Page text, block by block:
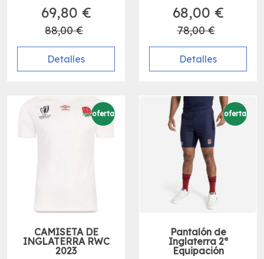
69,80 €
88,00 €
Detalles
68,00 €
78,00 €
Detalles
CAMISETA DE
INGLATERRA RWC
2023
oferta
Pantalón de
Inglaterra 2ª
Equipación
oferta